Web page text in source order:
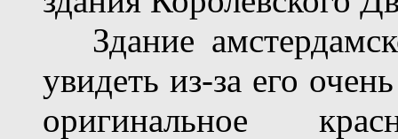
Здание
увидеть из-за его
оригинальное